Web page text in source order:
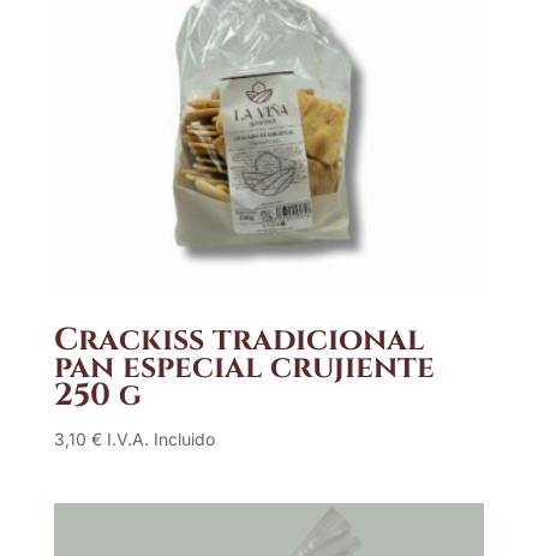
Crackiss tradicional
pan especial crujiente
250 g
3,10 € I.V.A. Incluido